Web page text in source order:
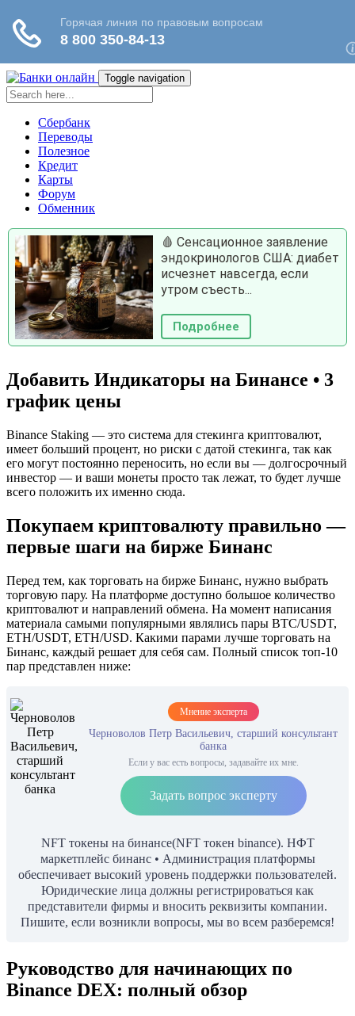
Toggle navigation
Сбербанк
Переводы
Полезное
Кредит
Карты
Форум
Обменник
🩸 Сенсационное заявление
эндокринологов США: диабет
исчезнет навсегда, если
утром съесть...
Подробнее
Добавить Индикаторы на Бинансе • 3
график цены
Binance Staking — это система для стекинга криптовалют,
имеет больший процент, но риски с датой стекинга, так как
его могут постоянно переносить, но если вы — долгосрочный
инвестор — и ваши монеты просто так лежат, то будет лучше
всего положить их именно сюда.
Покупаем криптовалюту правильно —
первые шаги на бирже Бинанс
Перед тем, как торговать на бирже Бинанс, нужно выбрать
торговую пару. На платформе доступно большое количество
криптовалют и направлений обмена. На момент написания
материала самыми популярными являлись пары BTC/USDT,
ETH/USDT, ETH/USD. Какими парами лучше торговать на
Бинанс, каждый решает для себя сам. Полный список топ-10
пар представлен ниже:
Мнение эксперта
Черноволов Петр Васильевич, старший консультант
банка
Если у вас есть вопросы, задавайте их мне.
Задать вопрос эксперту
NFT токены на бинансе(NFT токен binance). НФТ
маркетплейс бинанс • Администрация платформы
обеспечивает высокий уровень поддержки пользователей.
Юридические лица должны регистрироваться как
представители фирмы и вносить реквизиты компании.
Пишите, если возникли вопросы, мы во всем разберемся!
Руководство для начинающих по
Binance DEX: полный обзор